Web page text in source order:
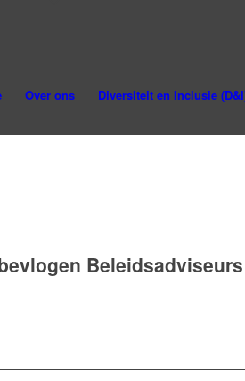
Over ons Diversiteit en Inclusie